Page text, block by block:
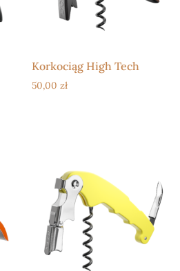
Korkociąg High Tech
50,00 zł